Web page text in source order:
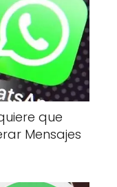
que
Mensajes